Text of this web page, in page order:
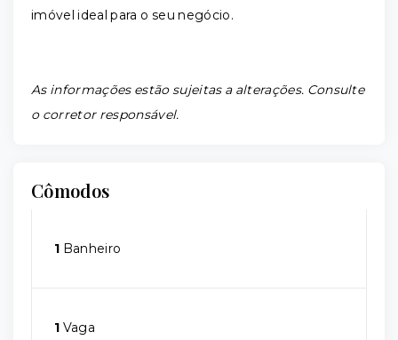
imóvel ideal para o seu negócio.
As informações estão sujeitas a alterações. Consulte
o corretor responsável.
Cômodos
1 Banheiro
1 Vaga